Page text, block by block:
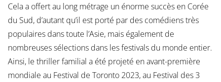
Cela a offert au long métrage un énorme succès en Corée
du Sud, d’autant qu’il est porté par des comédiens très
populaires dans toute l’Asie, mais également de
nombreuses sélections dans les festivals du monde entier.
Ainsi, le thriller familial a été projeté en avant-première
mondiale au Festival de Toronto 2023, au Festival des 3